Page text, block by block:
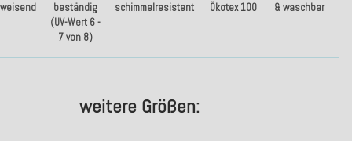
beständig
(UV-Wert 6 -
7 von 8)
schimmelresistent
Ökotex 100
& waschbar
weitere Größen: